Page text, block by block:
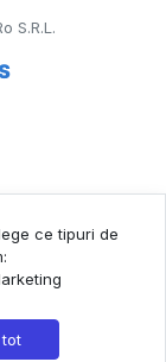
S.R.L.
ce tipuri de